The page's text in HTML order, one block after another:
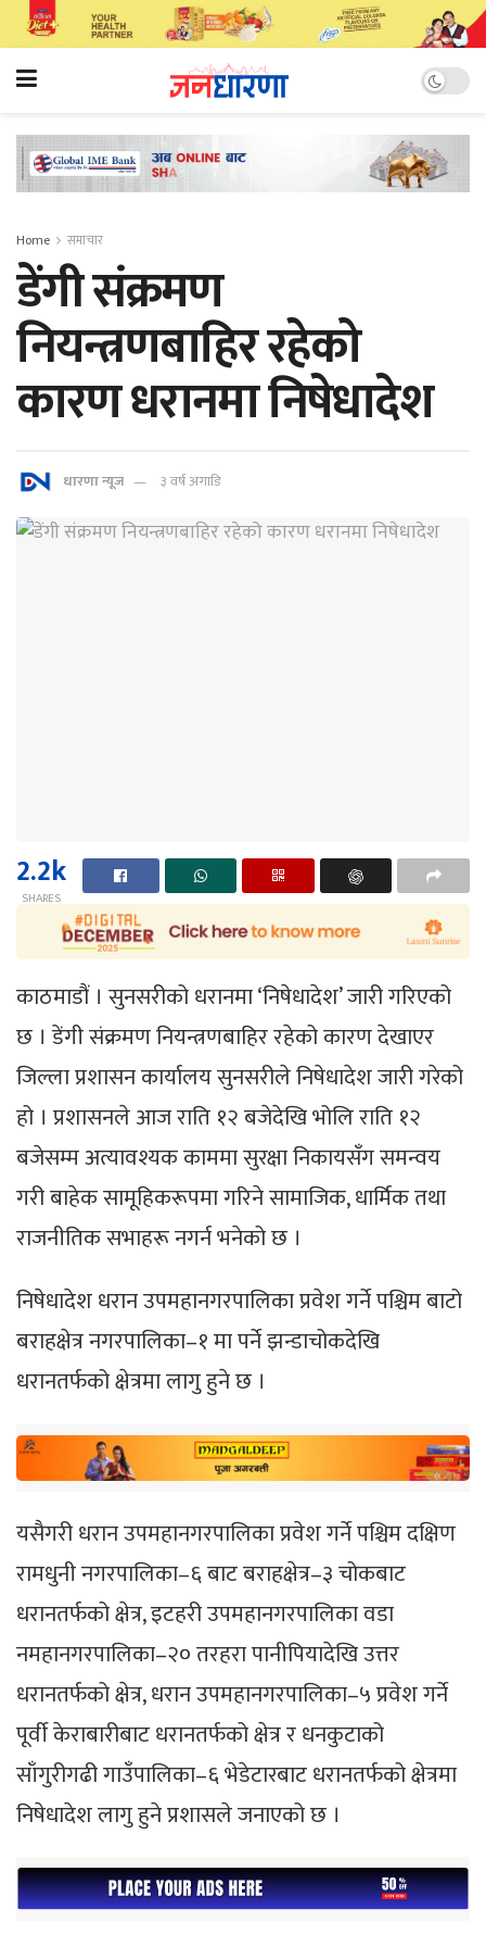
Home समाचार
डेंगी संक्रमण
नियन्त्रणबाहिर रहेको
कारण धरानमा निषेधादेश
धारणा न्यूज ३ वर्ष अगाडि
2.2k
SHARES
काठमाडौं । सुनसरीको धरानमा ‘निषेधादेश’ जारी गरिएको
छ । डेंगी संक्रमण नियन्त्रणबाहिर रहेको कारण देखाएर
जिल्ला प्रशासन कार्यालय सुनसरीले निषेधादेश जारी गरेको
हो । प्रशासनले आज राति १२ बजेदेखि भोलि राति १२
बजेसम्म अत्यावश्यक काममा सुरक्षा निकायसँग समन्वय
गरी बाहेक सामूहिकरूपमा गरिने सामाजिक, धार्मिक तथा
राजनीतिक सभाहरू नगर्न भनेको छ ।
निषेधादेश धरान उपमहानगरपालिका प्रवेश गर्ने पश्चिम बाटो
बराहक्षेत्र नगरपालिका–१ मा पर्ने झन्डाचोकदेखि
धरानतर्फको क्षेत्रमा लागु हुने छ ।
यसैगरी धरान उपमहानगरपालिका प्रवेश गर्ने पश्चिम दक्षिण
रामधुनी नगरपालिका–६ बाट बराहक्षेत्र–३ चोकबाट
धरानतर्फको क्षेत्र, इटहरी उपमहानगरपालिका वडा
नमहानगरपालिका–२० तरहरा पानीपियादेखि उत्तर
धरानतर्फको क्षेत्र, धरान उपमहानगरपालिका–५ प्रवेश गर्ने
पूर्वी केराबारीबाट धरानतर्फको क्षेत्र र धनकुटाको
साँगुरीगढी गाउँपालिका–६ भेडेटारबाट धरानतर्फको क्षेत्रमा
निषेधादेश लागु हुने प्रशासले जनाएको छ ।